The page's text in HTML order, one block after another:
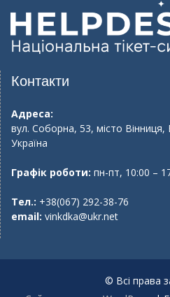
Контакти
Адреса:
вул. Соборна, 53, місто
Україна
Графік роботи: пн-пт, 10:00 –
Тел.: +38(067) 292-38-76
email: vinkdka@ukr.net
© Всі права